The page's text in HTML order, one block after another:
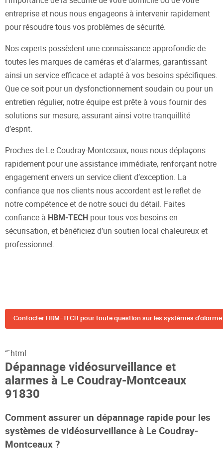
entreprise et nous nous engageons à intervenir rapidement
pour résoudre tous vos problèmes de sécurité.
Nos experts possèdent une connaissance approfondie de
toutes les marques de caméras et d’alarmes, garantissant
ainsi un service efficace et adapté à vos besoins spécifiques.
Que ce soit pour un dysfonctionnement soudain ou pour un
entretien régulier, notre équipe est prête à vous fournir des
solutions sur mesure, assurant ainsi votre tranquillité
d’esprit.
Proches de Le Coudray-Montceaux, nous nous déplaçons
rapidement pour une assistance immédiate, renforçant notre
engagement envers un service client d’exception. La
confiance que nos clients nous accordent est le reflet de
notre compétence et de notre souci du détail. Faites
confiance à HBM-TECH pour tous vos besoins en
sécurisation, et bénéficiez d’un soutien local chaleureux et
professionnel.
Contacter HBM-TECH pour toute question sur les systèmes d'alarme
“`html
Dépannage vidéosurveillance et
alarmes à Le Coudray-Montceaux
91830
Comment assurer un dépannage rapide pour les
systèmes de vidéosurveillance à Le Coudray-
Montceaux ?